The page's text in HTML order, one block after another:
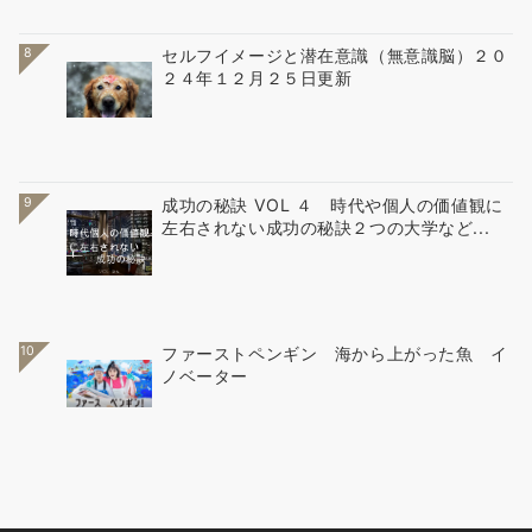
8
セルフイメージと潜在意識（無意識脳）２０
２４年１２月２５日更新
9
成功の秘訣 VOL ４ 時代や個人の価値観に
左右されない成功の秘訣２つの大学など...
10
ファーストペンギン 海から上がった魚 イ
ノベーター